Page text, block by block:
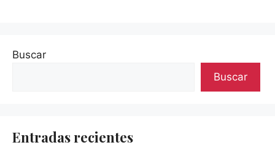
Buscar
Buscar
Entradas recientes